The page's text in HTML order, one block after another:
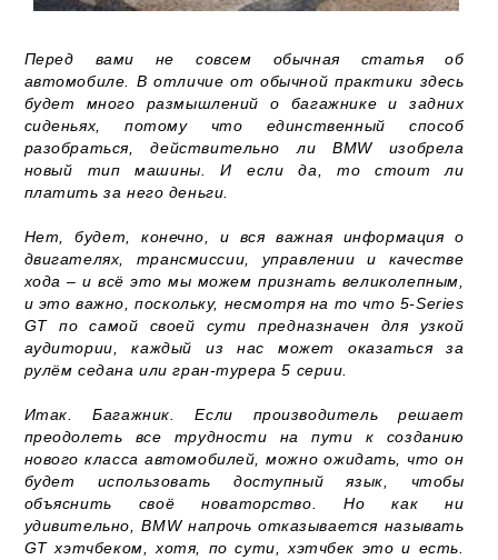
Перед вами не совсем обычная статья об
автомобиле. В отличие от обычной практики здесь
будет много размышлений о багажнике и задних
сиденьях, потому что единственный способ
разобраться, действительно ли BMW изобрела
новый тип машины. И если да, то стоит ли
платить за него деньги.
Нет, будет, конечно, и вся важная информация о
двигателях, трансмиссии, управлении и качестве
хода – и всё это мы можем признать великолепным,
и это важно, поскольку, несмотря на то что 5-Series
GT по самой своей сути предназначен для узкой
аудитории, каждый из нас может оказаться за
рулём седана или гран-турера 5 серии.
Итак. Багажник. Если производитель решает
преодолеть все трудности на пути к созданию
нового класса автомобилей, можно ожидать, что он
будет использовать доступный язык, чтобы
объяснить своё новаторство. Но как ни
удивительно, BMW напрочь отказывается называть
GT хэтчбеком, хотя, по сути, хэтчбек это и есть.